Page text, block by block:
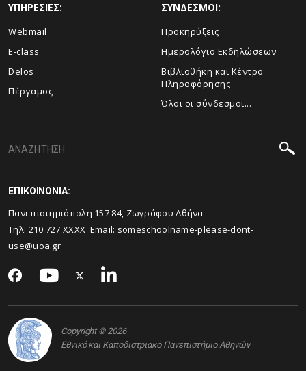
ΥΠΗΡΕΣΙΕΣ:
Webmail
E-class
Delos
Πέργαμος
ΣΥΝΔΕΣΜΟΙ:
Προκηρύξεις
Ημερολόγιο Εκδηλώσεων
Βιβλιοθήκη και Κέντρο
Πληροφόρησης
Όλοι οι σύνδεσμοι...
ΕΠΙΚΟΙΝΩΝΙΑ:
Πανεπιστημιόπολη 157 84, Ζωγράφου Αθήνα
Τηλ: 210 727 XXXX Email: someschoolname-please-dont-
use@uoa.gr
Copyright © 2026
Εθνικό και Καποδιστριακό Πανεπιστήμιο Αθηνών